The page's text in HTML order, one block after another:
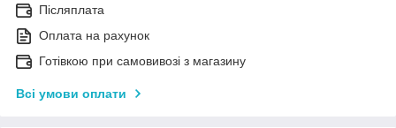
Післяплата
Оплата на рахунок
Готівкою при самовивозі з магазину
Всі умови оплати